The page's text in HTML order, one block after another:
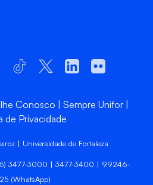
Conosco
Sempre Unifor
de Privacidade
| Universidade de Fortaleza
3477-3000 | 3477-3400 | 99246-
(WhatsApp)